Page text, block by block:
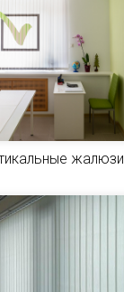
жалюзи